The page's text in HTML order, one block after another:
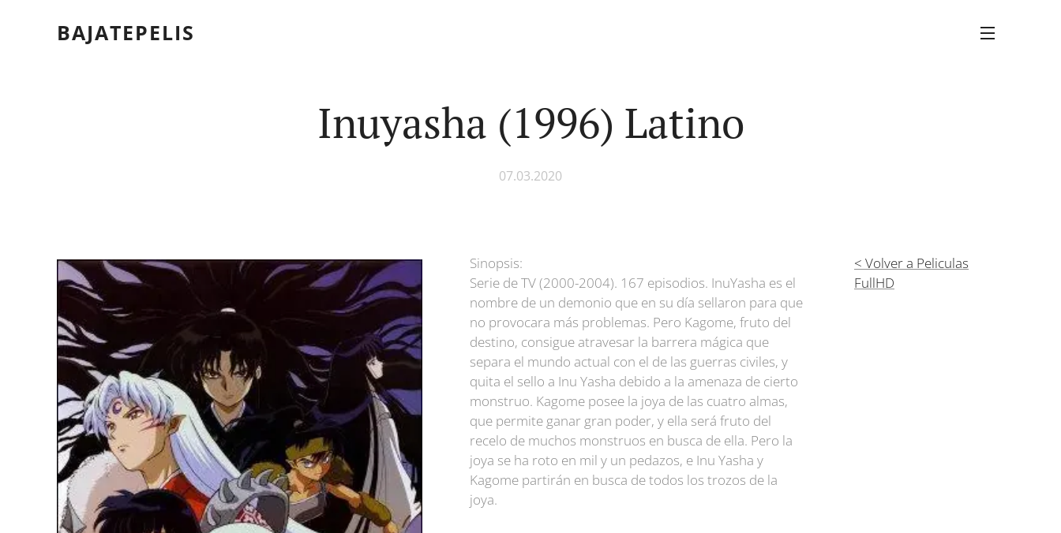
BAJATEPELIS
Inuyasha (1996) Latino
07.03.2020
Sinopsis:
Serie de TV (2000-2004). 167 episodios. InuYasha es el
nombre de un demonio que en su día sellaron para que
no provocara más problemas. Pero Kagome, fruto del
destino, consigue atravesar la barrera mágica que
separa el mundo actual con el de las guerras civiles, y
quita el sello a Inu Yasha debido a la amenaza de cierto
monstruo. Kagome posee la joya de las cuatro almas,
que permite ganar gran poder, y ella será fruto del
recelo de muchos monstruos en busca de ella. Pero la
joya se ha roto en mil y un pedazos, e Inu Yasha y
Kagome partirán en busca de todos los trozos de la
joya.
< Volver a Peliculas
FullHD